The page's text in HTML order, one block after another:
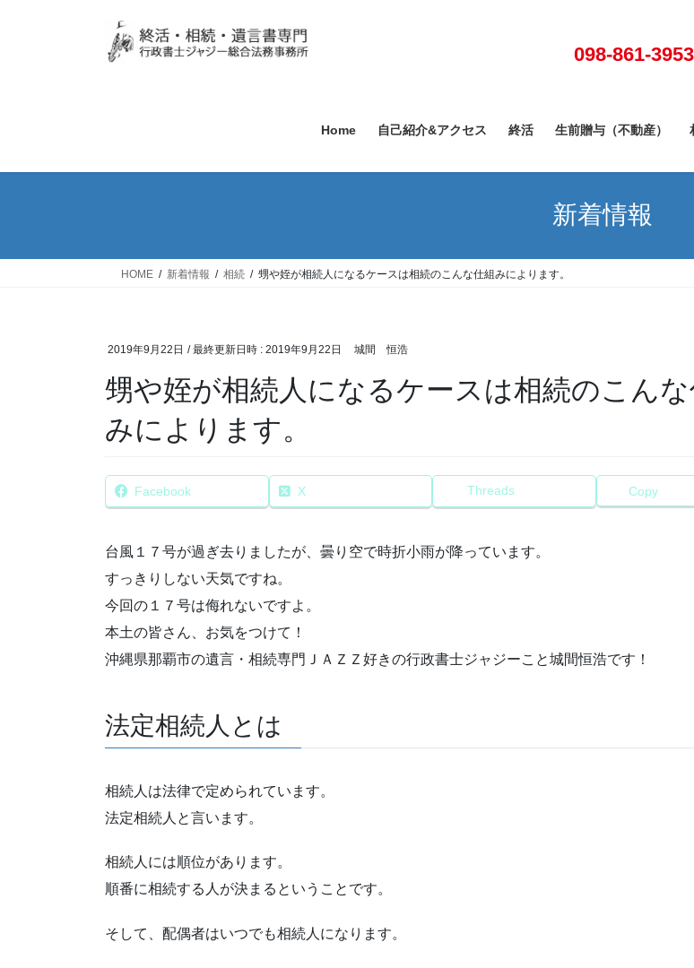
098-861-3953
Home 自己紹介&アクセス 終活 生前贈与（不動産）
新着情報
HOME 新着情報 相続 甥や姪が相続人になるケースは相続のこんな仕組みによります。
2019年9月22日 / 最終更新日時 : 2019年9月22日 城間 恒浩
甥や姪が相続人になるケースは相続のこんな
みによります。
Facebook X Threads Copy
台風１７号が過ぎ去りましたが、曇り空で時折小雨が降っています。
すっきりしない天気ですね。
今回の１７号は侮れないですよ。
本土の皆さん、お気をつけて！
沖縄県那覇市の遺言・相続専門ＪＡＺＺ好きの行政書士ジャジーこと城間恒浩です！
法定相続人とは
相続人は法律で定められています。
法定相続人と言います。
相続人には順位があります。
順番に相続する人が決まるということです。
そして、配偶者はいつでも相続人になります。